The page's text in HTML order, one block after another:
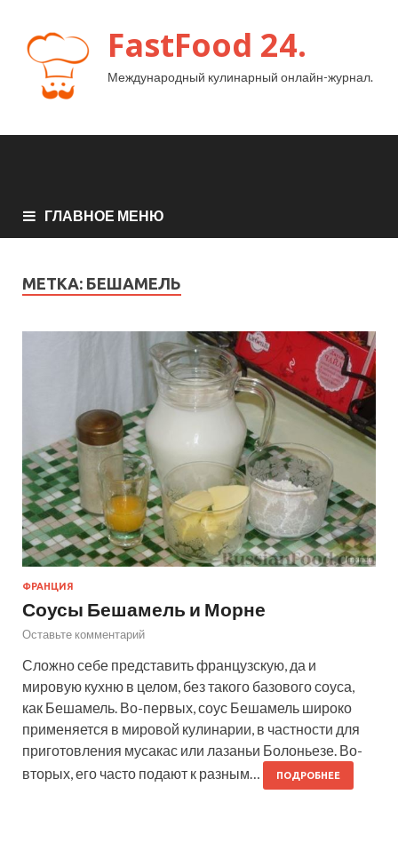
FastFood 24.
Международный кулинарный онлайн-журнал.
ГЛАВНОЕ МЕНЮ
МЕТКА: БЕШАМЕЛЬ
ФРАНЦИЯ
Соусы Бешамель и Морне
Оставьте комментарий
Сложно себе представить французскую, да и
мировую кухню в целом, без такого базового соуса,
как Бешамель. Во-первых, соус Бешамель широко
применяется в мировой кулинарии, в частности для
приготовления мусакас или лазаньи Болоньезе. Во-
вторых, его часто подают к разным…
ПОДРОБНЕЕ